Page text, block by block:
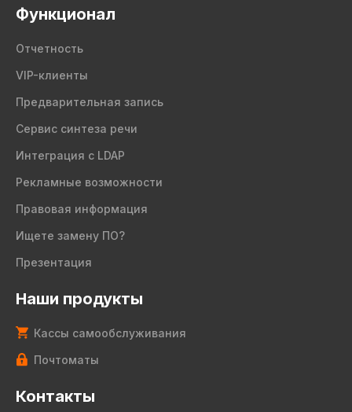
Функционал
Отчетность
VIP-клиенты
Предварительная запись
Сервис синтеза речи
Интеграция с LDAP
Рекламные возможности
Правовая информация
Ищете замену ПО?
Презентация
Наши продукты
Кассы самообслуживания
Почтоматы
Контакты